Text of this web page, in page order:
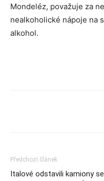
Mondeléz, považuje za
nealkoholické nápoje na
alkohol.
Předchozí článek
Italové odstavili kamiony se